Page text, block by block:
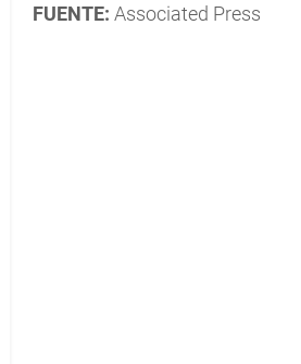
FUENTE: Associated Press